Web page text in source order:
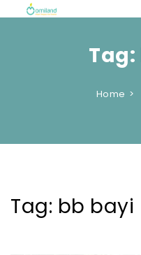
Tag:
Home
Tag: bb bayi